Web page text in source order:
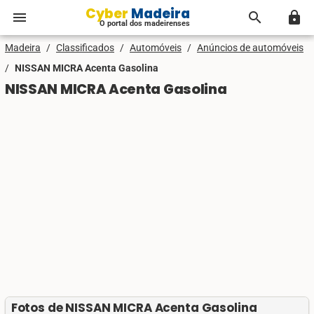
menu Cyber Madeira
O portal dos madeirenses search lock
Madeira / Classificados / Automóveis / Anúncios de automóveis
/ NISSAN MICRA Acenta Gasolina
NISSAN MICRA Acenta Gasolina
Fotos de NISSAN MICRA Acenta Gasolina